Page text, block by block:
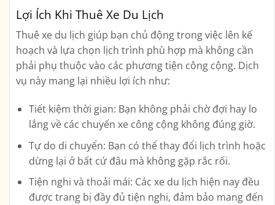
Lợi Ích Khi Thuê Xe Du Lịch
Thuê xe du lịch giúp bạn chủ động trong việc lên kế
hoạch và lựa chọn lịch trình phù hợp mà không cần
phải phụ thuộc vào các phương tiện công cộng. Dịch
vụ này mang lại nhiều lợi ích như:
Tiết kiệm thời gian: Bạn không phải chờ đợi hay lo
lắng về các chuyến xe công cộng không đúng giờ.
Tự do di chuyển: Bạn có thể thay đổi lịch trình hoặc
dừng lại ở bất cứ đâu mà không gặp rắc rối.
Tiện nghi và thoải mái: Các xe du lịch hiện nay đều
được trang bị đầy đủ tiện nghi, đảm bảo mang đến